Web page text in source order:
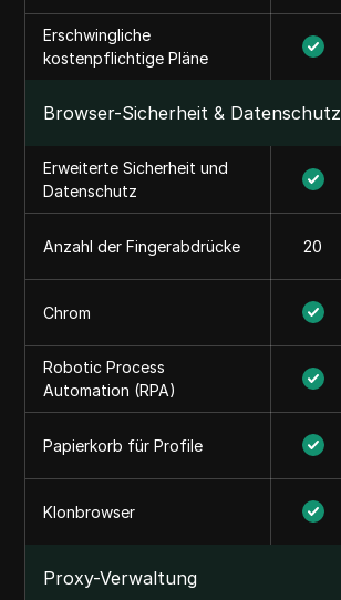
Erschwingliche
kostenpflichtige Pläne
Browser-Sicherheit & Datenschutz
Erweiterte Sicherheit und
Datenschutz
Anzahl der Fingerabdrücke 20
Chrom
Robotic Process
Automation (RPA)
Papierkorb für Profile
Klonbrowser
Proxy-Verwaltung